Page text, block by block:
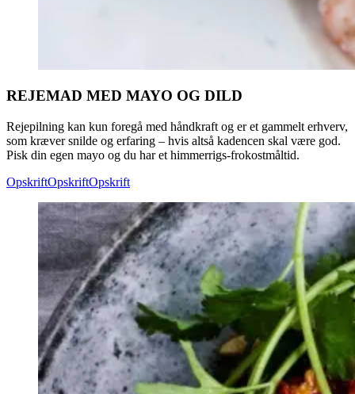
REJEMAD MED MAYO OG DILD
Rejepilning kan kun foregå med håndkraft og er et gammelt erhverv,
som kræver snilde og erfaring – hvis altså kadencen skal være god.
Pisk din egen mayo og du har et himmerrigs-frokostmåltid.
OpskriftOpskriftOpskrift